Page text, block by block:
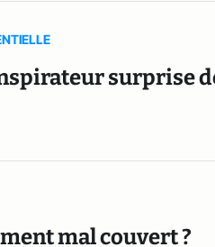
surprise
mal couvert ?